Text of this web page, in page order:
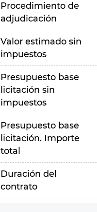
Procedimiento de
adjudicación
Valor estimado sin
impuestos
Presupuesto base
licitación sin
impuestos
Presupuesto base
licitación. Importe
total
Duración del
contrato